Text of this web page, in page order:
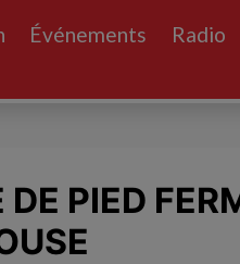
Événements Radio
PIED